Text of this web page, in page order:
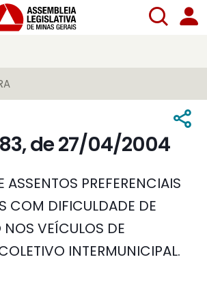
de 27/04/2004
ASSENTOS PREFERENCIAIS
COM DIFICULDADE DE
VEÍCULOS DE
INTERMUNICIPAL.